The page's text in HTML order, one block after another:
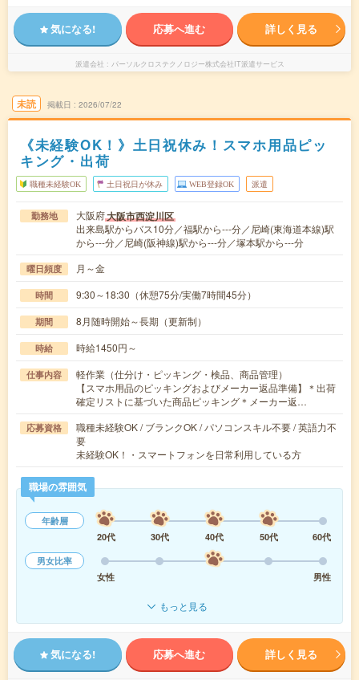
気になる! 応募へ進む 詳しく見る
派遣会社 パーソルクロステクノロジー株式会社IT派遣サービス
未読 掲載日 2026/07/22
《未経験OK！》土日祝休み！スマホ用品ピッ
キング・出荷
職種未経験OK 土日祝日が休み WEB登録OK 派遣
勤務地 大阪府大阪市西淀川区
出来島駅からバス10分／福駅から---分／尼崎(東海道本線)駅
から---分／尼崎(阪神線)駅から---分／塚本駅から---分
曜日頻度 月～金
時間 9:30～18:30（休憩75分/実働7時間45分）
期間 8月随時開始～長期（更新制）
時給 時給1450円～
仕事内容
軽作業（仕分け・ピッキング・検品、商品管理）
【スマホ用品のピッキングおよびメーカー返品準備】＊出荷
確定リストに基づいた商品ピッキング＊メーカー返…
応募資格
職種未経験OK / ブランクOK / パソコンスキル不要 / 英語力不
要
未経験OK！・スマートフォンを日常利用している方
職場の雰囲気
年齢層
20代
30代 40代 50代
60代
男女比率
女性
男性
もっと見る
気になる! 応募へ進む 詳しく見る